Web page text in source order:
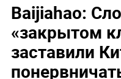
Baijiahao:
«закрытом
заставили